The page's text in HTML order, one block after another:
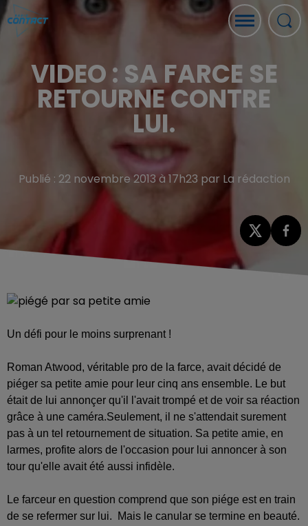
VIDEO : SA FARCE SE
RETOURNE CONTRE
LUI.
Publié : 22 novembre 2013 à 17h23 par La rédaction
Un défi pour le moins surprenant !
Roman Atwood, véritable pro de la farce, avait décidé de
piéger sa petite amie pour leur cinq ans ensemble. Le but
était de lui annonçer qu'il l'avait trompé et de voir sa réaction
grâce à une caméra.Seulement, il ne s'attendait surement
pas à un tel retournement de situation. Sa petite amie, en
larmes, profite alors de l'occasion pour lui annoncer à son
tour qu'elle avait été aussi infidèle.
Le farceur en question comprend que son piége est en train
de se refermer sur lui. Mais le canular se termine en beauté.